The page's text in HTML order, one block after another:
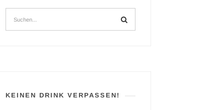
KEINEN DRINK VERPASSEN!